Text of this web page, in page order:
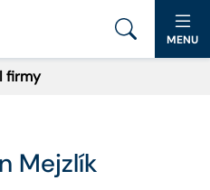
MENU
firmy
Mejzlík